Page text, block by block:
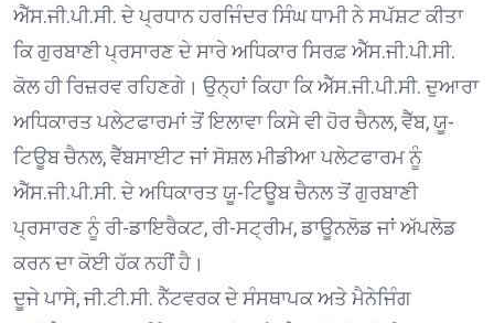
ਐੱਸ.ਜੀ.ਪੀ.ਸੀ. ਦੇ ਪ੍ਰਧਾਨ ਹਰਜਿੰਦਰ ਸਿੰਘ ਧਾਮੀ ਨੇ ਸਪੱਸ਼ਟ ਕੀਤਾ
ਕਿ ਗੁਰਬਾਣੀ ਪ੍ਰਸਾਰਣ ਦੇ ਸਾਰੇ ਅਧਿਕਾਰ ਸਿਰਫ਼ ਐੱਸ.ਜੀ.ਪੀ.ਸੀ.
ਕੋਲ ਹੀ ਰਿਜ਼ਰਵ ਰਹਿਣਗੇ। ਉਨ੍ਹਾਂ ਕਿਹਾ ਕਿ ਐੱਸ.ਜੀ.ਪੀ.ਸੀ. ਦੁਆਰਾ
ਅਧਿਕਾਰਤ ਪਲੇਟਫਾਰਮਾਂ ਤੋਂ ਇਲਾਵਾ ਕਿਸੇ ਵੀ ਹੋਰ ਚੈਨਲ, ਵੈੱਬ, ਯੂ-
ਟਿਊਬ ਚੈਨਲ, ਵੈੱਬਸਾਈਟ ਜਾਂ ਸੋਸ਼ਲ ਮੀਡੀਆ ਪਲੇਟਫਾਰਮ ਨੂੰ
ਐੱਸ.ਜੀ.ਪੀ.ਸੀ. ਦੇ ਅਧਿਕਾਰਤ ਯੂ-ਟਿਊਬ ਚੈਨਲ ਤੋਂ ਗੁਰਬਾਣੀ
ਪ੍ਰਸਾਰਣ ਨੂੰ ਰੀ-ਡਾਇਰੈਕਟ, ਰੀ-ਸਟ੍ਰੀਮ, ਡਾਊਨਲੋਡ ਜਾਂ ਅੱਪਲੋਡ
ਕਰਨ ਦਾ ਕੋਈ ਹੱਕ ਨਹੀਂ ਹੈ।
ਦੂਜੇ ਪਾਸੇ, ਜੀ.ਟੀ.ਸੀ. ਨੈੱਟਵਰਕ ਦੇ ਸੰਸਥਾਪਕ ਅਤੇ ਮੈਨੇਜਿੰਗ